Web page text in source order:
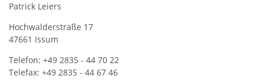
Patrick Leiers
Hochwalderstraße 17
47661 Issum
Telefon: +49 2835 - 44 70 22
Telefax: +49 2835 - 44 67 46